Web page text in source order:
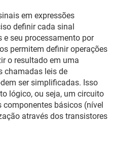
em expressões
definir cada sinal
seu processamento por
permitem definir operações
o resultado em uma
chamadas leis de
ser simplificadas. Isso
lógico, ou seja, um circuito
básicos (nível
através dos transistores